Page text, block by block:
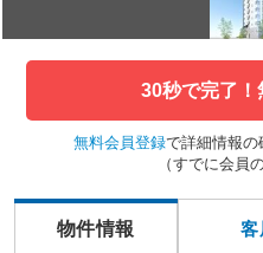
30秒で完了！
無料会員登録で詳細情報の
（すでに会員
物件情報 客